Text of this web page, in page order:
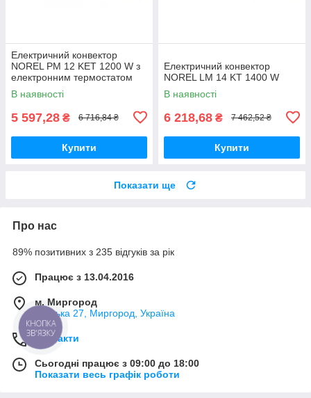
Електричний конвектор
NOREL PM 12 KET 1200 W з
електронним термостатом
В наявності
5 597,28 ₴ 6 716,84 ₴
Купити
Електричний конвектор
NOREL LM 14 KT 1400 W
В наявності
6 218,68 ₴ 7 462,52 ₴
Купити
Показати ще
Про нас
89% позитивних з 235 відгуків за рік
Працює з 13.04.2016
м. Миргород
Ткацька 27, Миргород, Україна
Контакти
Сьогодні працює з 09:00 до 18:00
Показати весь графік роботи
КНОПКА
ЗВ'ЯЗКУ